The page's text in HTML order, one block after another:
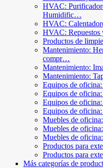
HVAC:
Humidific…
HVAC:
HVAC: Repuestos
Productos de
Mantenimiento:
compr…
Mantenimiento:
Mantenimiento:
Equipos de
Equipos de
Equipos de
Equipos de
Muebles de
Muebles de
Muebles de
Productos para
Productos para
Más categorías de